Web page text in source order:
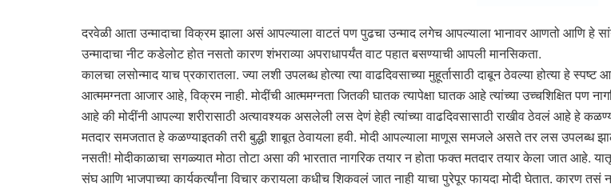
दरवेळी आता उन्मादाचा विक्रम झाला असं आपल्याला वाटतं पण पुढचा उन्माद लगेच आपल्याला भानावर आणतो आणि
उन्मादाचा नीट कडेलोट होत नसतो कारण शंभराव्या अपराधापर्यंत वाट पहात बसण्याची आपली मानसिकता.
कालचा लसोन्माद याच प्रकारातला. ज्या लशी उपलब्ध होत्या त्या वाढदिवसाच्या मुहूर्तासाठी दाबून ठेवल्या होत्या हे
आत्ममग्नता आजार आहे, विक्रम नाही. मोदींची आत्ममग्नता जितकी घातक त्यापेक्षा घातक आहे त्यांच्या उच्चशिक्षित पण
आहे की मोदींनी आपल्या शरीरासाठी अत्यावश्यक असलेली लस देणं हेही त्यांच्या वाढदिवसासाठी राखीव ठेवलं आहे हे
मतदार समजतात हे कळण्याइतकी तरी बुद्धी शाबूत ठेवायला हवी. मोदी आपल्याला माणूस समजले असते तर लस उपलब्ध
नसती! मोदीकाळाचा सगळ्यात मोठा तोटा असा की भारतात नागरिक तयार न होता फक्त मतदार तयार केला जात आहे.
संघ आणि भाजपाच्या कार्यकर्त्यांना विचार करायला कधीच शिकवलं जात नाही याचा पुरेपूर फायदा मोदी घेतात.